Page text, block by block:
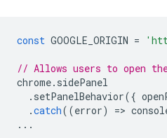
const GOOGLE_ORIGIN =
// Allows users to open
chrome. sidePanel
. setPanelBehavior({
.catch((error) =>
...